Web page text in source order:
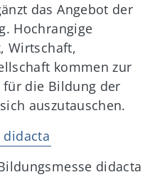
das Angebot der
Hochrangige
Wirtschaft,
kommen zur
die Bildung der
auszutauschen.
didacta
didacta